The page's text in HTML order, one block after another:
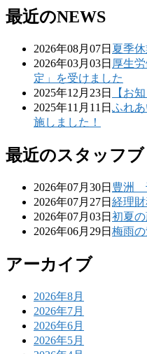
最近のNEWS
2026年08月07日 夏季
2026年03月03日 厚生
定」を受けました
2025年12月23日
【お
2025年11月11日 ふれ
施しました！
最近のスタッフ
2026年07月30日 豊洲
2026年07月27日 経理
2026年07月03日 初夏の
2026年06月29日 梅雨
アーカイブ
2026年8月
2026年7月
2026年6月
2026年5月